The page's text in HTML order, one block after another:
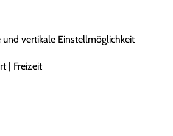
vertikale Einstellmöglichkeit
| Freizeit